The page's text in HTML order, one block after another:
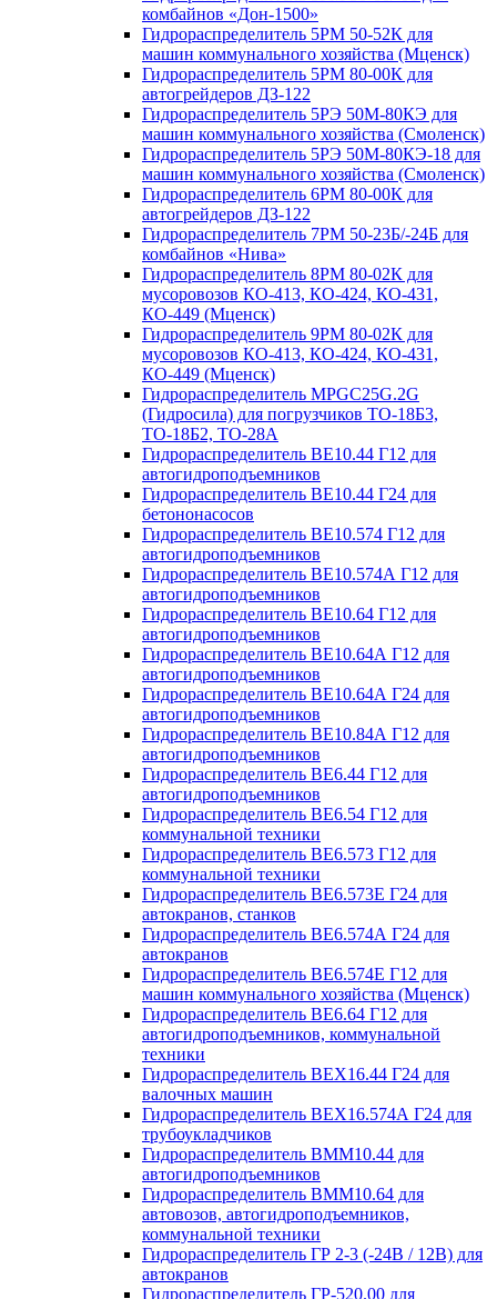
комбайнов «Дон-1500»
Гидрораспределитель 5РМ 50-52К для
машин коммунального хозяйства (Мценск)
Гидрораспределитель 5РМ 80-00К для
автогрейдеров ДЗ-122
Гидрораспределитель 5РЭ 50М-80КЭ для
машин коммунального хозяйства (Смоленск)
Гидрораспределитель 5РЭ 50М-80КЭ-18 для
машин коммунального хозяйства (Смоленск)
Гидрораспределитель 6РМ 80-00К для
автогрейдеров ДЗ-122
Гидрораспределитель 7РМ 50-23Б/-24Б для
комбайнов «Нива»
Гидрораспределитель 8РМ 80-02К для
мусоровозов КО-413, КО-424, КО-431,
КО-449 (Мценск)
Гидрораспределитель 9РМ 80-02К для
мусоровозов КО-413, КО-424, КО-431,
КО-449 (Мценск)
Гидрораспределитель MPGC25G.2G
(Гидросила) для погрузчиков ТО-18Б3,
ТО-18Б2, ТО-28А
Гидрораспределитель ВЕ10.44 Г12 для
автогидроподъемников
Гидрораспределитель ВЕ10.44 Г24 для
бетононасосов
Гидрораспределитель ВЕ10.574 Г12 для
автогидроподъемников
Гидрораспределитель ВЕ10.574А Г12 для
автогидроподъемников
Гидрораспределитель ВЕ10.64 Г12 для
автогидроподъемников
Гидрораспределитель ВЕ10.64А Г12 для
автогидроподъемников
Гидрораспределитель ВЕ10.64А Г24 для
автогидроподъемников
Гидрораспределитель ВЕ10.84А Г12 для
автогидроподъемников
Гидрораспределитель ВЕ6.44 Г12 для
автогидроподъемников
Гидрораспределитель ВЕ6.54 Г12 для
коммунальной техники
Гидрораспределитель ВЕ6.573 Г12 для
коммунальной техники
Гидрораспределитель ВЕ6.573Е Г24 для
автокранов, станков
Гидрораспределитель ВЕ6.574А Г24 для
автокранов
Гидрораспределитель ВЕ6.574Е Г12 для
машин коммунального хозяйства (Мценск)
Гидрораспределитель ВЕ6.64 Г12 для
автогидроподъемников, коммунальной
техники
Гидрораспределитель ВЕХ16.44 Г24 для
валочных машин
Гидрораспределитель ВЕХ16.574А Г24 для
трубоукладчиков
Гидрораспределитель ВММ10.44 для
автогидроподъемников
Гидрораспределитель ВММ10.64 для
автовозов, автогидроподъемников,
коммунальной техники
Гидрораспределитель ГР 2-3 (-24В / 12В) для
автокранов
Гидрораспределитель ГР-520.00 для